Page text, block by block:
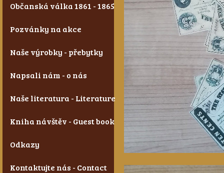
Občanská válka 1861 - 1865
Pozvánky na akce
Naše výrobky - přebytky
Napsali nám - o nás
Naše literatura - Literature
Kniha návštěv - Guest book
Odkazy
Kontaktujte nás - Contact